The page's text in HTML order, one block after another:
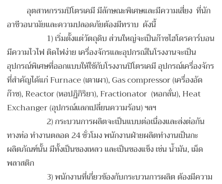
อุตสาหกรรมปิโตรเคมี มีลักษณะพิเศษและมีความเสี่ยง ที่นัก
อาชีวอนามัยและความปลอดภัยต้องมีทราบ ดังนี้
1) เริ่มตั้งแต่วัตถุดิบ ส่วนใหญ่จะเป็นก๊าซไฮโดรคาร์บอน
มีความไวไฟ ติดไฟง่าย เครื่องจักรและอุปกรณ์ในโรงงานจะเป็น
อุปกรณ์พิเศษที่ออกแบบให้ใช้กับโรงงานปิโตรเคมี อุปกรณ์เครื่องจักร
ที่สำคัญได้แก่ Furnace (เตาเผา), Gas compressor (เครื่องอัด
ก๊าซ), Reactor (หอปฏิกิริยา), Fractionator (หอกลั่น), Heat
Exchanger (อุปกรณ์แลกเปลี่ยนความร้อน) ฯลฯ
2) กระบวนการผลิตจะเป็นแบบต่อเนื่องและส่งต่อกัน
ทางท่อ ทำงานตลอด 24 ชั่วโมง พนักงานฝ่ายผลิตทำงานเป็นกะ
ผลิตภัณฑ์นั้น มีทั้งเป็นของเหลว และเป็นของแข็ง เช่น น้ำมัน, เม็ด
พลาสติก
3) พนักงานที่เกี่ยวข้องกับกระบวนการผลิต ต้องมีความ